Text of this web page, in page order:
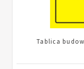
Tablica